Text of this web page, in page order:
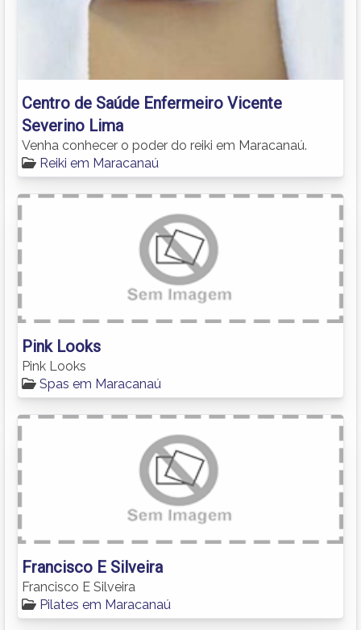
Centro de Saúde Enfermeiro Vicente
Severino Lima
Venha conhecer o poder do reiki em Maracanaú.
Reiki em Maracanaú
Pink Looks
Pink Looks
Spas em Maracanaú
Francisco E Silveira
Francisco E Silveira
Pilates em Maracanaú